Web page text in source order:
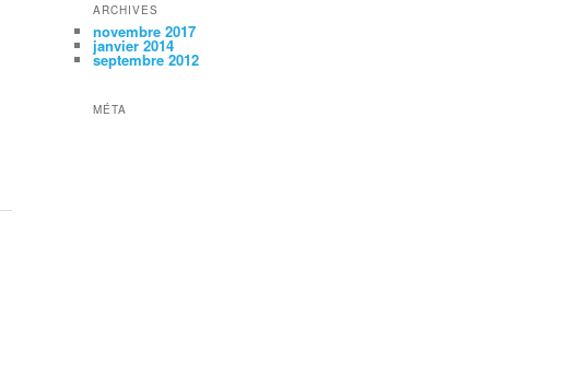
ARCHIVES
novembre 2017
janvier 2014
septembre 2012
MÉTA